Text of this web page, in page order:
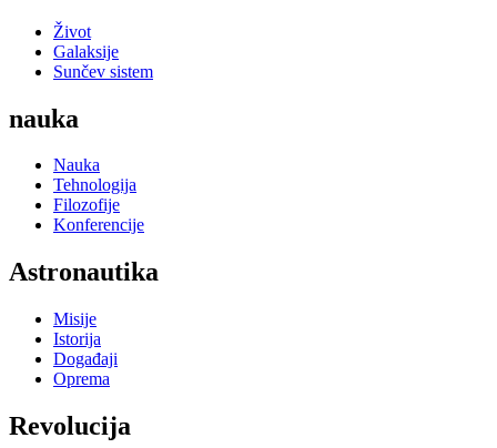
Život
Galaksije
Sunčev sistem
nauka
Nauka
Tehnologija
Filozofije
Konferencije
Astronautika
Misije
Istorija
Događaji
Oprema
Revolucija